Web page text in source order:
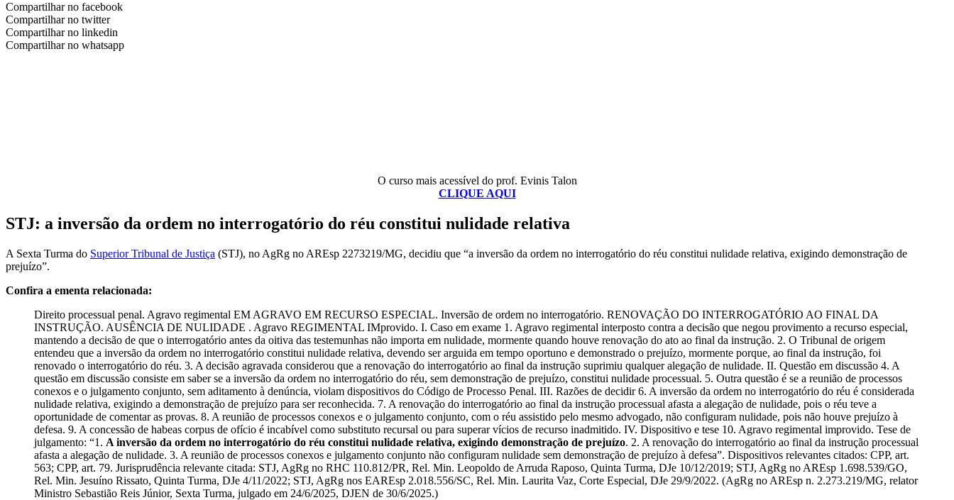
Compartilhar no facebook
Compartilhar no twitter
Compartilhar no linkedin
Compartilhar no whatsapp
O curso mais acessível do prof. Evinis Talon
CLIQUE AQUI
STJ: a inversão da ordem no interrogatório do réu constitui nulidade relativa
A Sexta Turma do Superior Tribunal de Justiça (STJ), no AgRg no AREsp 2273219/MG, decidiu que “a inversão da ordem no interrogatório do réu constitui nulidade relativa, exigindo demonstração de
prejuízo”.
Confira a ementa relacionada:
Direito processual penal. Agravo regimental EM AGRAVO EM RECURSO ESPECIAL. Inversão de ordem no interrogatório. RENOVAÇÃO DO INTERROGATÓRIO AO FINAL DA
INSTRUÇÃO. AUSÊNCIA DE NULIDADE . Agravo REGIMENTAL IMprovido. I. Caso em exame 1. Agravo regimental interposto contra a decisão que negou provimento a recurso especial,
mantendo a decisão de que o interrogatório antes da oitiva das testemunhas não importa em nulidade, mormente quando houve renovação do ato ao final da instrução. 2. O Tribunal de origem
entendeu que a inversão da ordem no interrogatório constitui nulidade relativa, devendo ser arguida em tempo oportuno e demonstrado o prejuízo, mormente porque, ao final da instrução, foi
renovado o interrogatório do réu. 3. A decisão agravada considerou que a renovação do interrogatório ao final da instrução suprimiu qualquer alegação de nulidade. II. Questão em discussão 4. A
questão em discussão consiste em saber se a inversão da ordem no interrogatório do réu, sem demonstração de prejuízo, constitui nulidade processual. 5. Outra questão é se a reunião de processos
conexos e o julgamento conjunto, sem aditamento à denúncia, violam dispositivos do Código de Processo Penal. III. Razões de decidir 6. A inversão da ordem no interrogatório do réu é considerada
nulidade relativa, exigindo a demonstração de prejuízo para ser reconhecida. 7. A renovação do interrogatório ao final da instrução processual afasta a alegação de nulidade, pois o réu teve a
oportunidade de comentar as provas. 8. A reunião de processos conexos e o julgamento conjunto, com o réu assistido pelo mesmo advogado, não configuram nulidade, pois não houve prejuízo à
defesa. 9. A concessão de habeas corpus de ofício é incabível como substituto recursal ou para superar vícios de recurso inadmitido. IV. Dispositivo e tese 10. Agravo regimental improvido. Tese de
julgamento: “1. A inversão da ordem no interrogatório do réu constitui nulidade relativa, exigindo demonstração de prejuízo. 2. A renovação do interrogatório ao final da instrução processual
afasta a alegação de nulidade. 3. A reunião de processos conexos e julgamento conjunto não configuram nulidade sem demonstração de prejuízo à defesa”. Dispositivos relevantes citados: CPP, art.
563; CPP, art. 79. Jurisprudência relevante citada: STJ, AgRg no RHC 110.812/PR, Rel. Min. Leopoldo de Arruda Raposo, Quinta Turma, DJe 10/12/2019; STJ, AgRg no AREsp 1.698.539/GO,
Rel. Min. Jesuíno Rissato, Quinta Turma, DJe 4/11/2022; STJ, AgRg nos EAREsp 2.018.556/SC, Rel. Min. Laurita Vaz, Corte Especial, DJe 29/9/2022. (AgRg no AREsp n. 2.273.219/MG, relator
Ministro Sebastião Reis Júnior, Sexta Turma, julgado em 24/6/2025, DJEN de 30/6/2025.)